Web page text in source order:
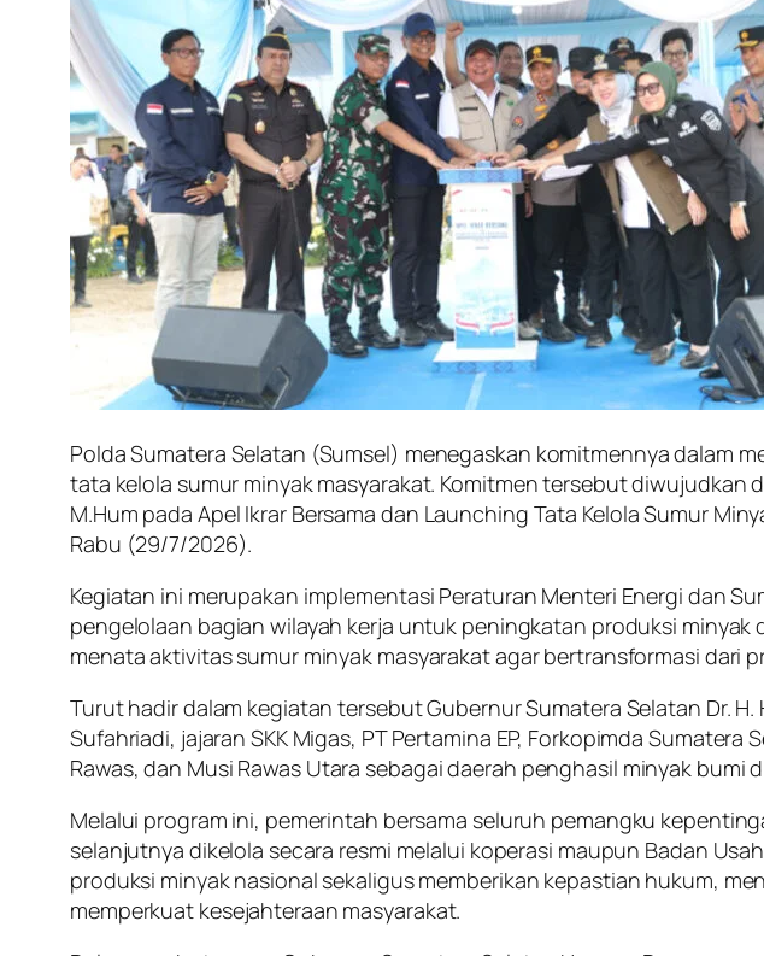
Polda Sumatera Selatan (Sumsel) menegaskan komitmennya dalam
tata kelola sumur minyak masyarakat. Komitmen tersebut diwujudkan
M.Hum pada Apel Ikrar Bersama dan Launching Tata Kelola Sumur
Rabu (29/7/2026).
Kegiatan ini merupakan implementasi Peraturan Menteri Energi dan
pengelolaan bagian wilayah kerja untuk peningkatan produksi
menata aktivitas sumur minyak masyarakat agar bertransformasi dari
Turut hadir dalam kegiatan tersebut Gubernur Sumatera Selatan Dr. H.
Sufahriadi, jajaran SKK Migas, PT Pertamina EP, Forkopimda
Rawas, dan Musi Rawas Utara sebagai daerah penghasil minyak bumi
Melalui program ini, pemerintah bersama seluruh pemangku
selanjutnya dikelola secara resmi melalui koperasi maupun Badan
produksi minyak nasional sekaligus memberikan kepastian hukum,
memperkuat kesejahteraan masyarakat.